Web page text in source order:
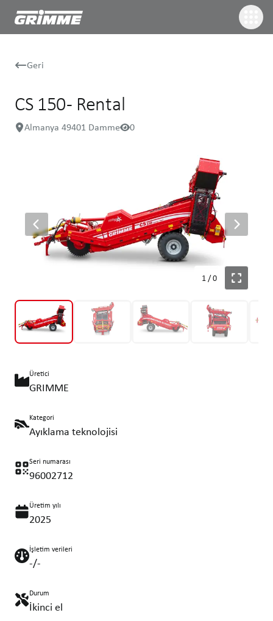
Geri
CS 150 - Rental
Almanya 49401 Damme 0
1/0
Üretici
GRIMME
Kategori
Ayıklama teknolojisi
Seri numarası
96002712
Üretim yılı
2025
İşletim verileri
-/-
Durum
İkinci el